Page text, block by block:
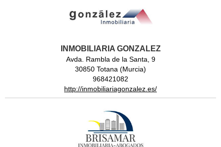
INMOBILIARIA GONZALEZ
Avda. Rambla de la Santa, 9
30850 Totana (Murcia)
968421082
http://inmobiliariagonzalez.es/